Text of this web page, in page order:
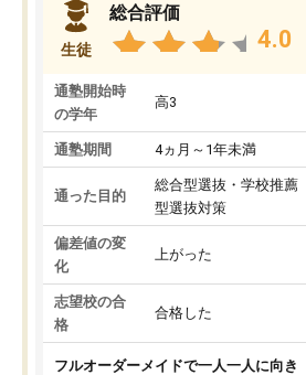
生徒
総合評価
4.0
通塾開始時
の学年
高3
通塾期間 4ヵ月～1年未満
通った目的
総合型選抜・学校推薦
型選抜対策
偏差値の変
化
上がった
志望校の合
格
合格した
フルオーダーメイドで一人一人に向き